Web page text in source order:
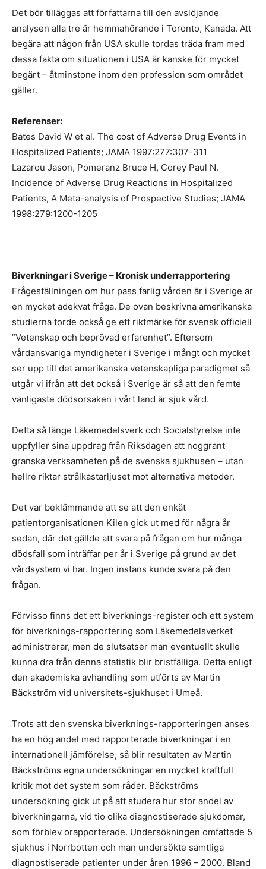
Det bör tilläggas att författarna till den avslöjande
analysen alla tre är hemmahörande i Toronto, Kanada. Att
begära att någon från USA skulle tordas träda fram med
dessa fakta om situationen i USA är kanske för mycket
begärt – åtminstone inom den profession som området
gäller.
Referenser:
Bates David W et al. The cost of Adverse Drug Events in
Hospitalized Patients; JAMA 1997:277:307-311
Lazarou Jason, Pomeranz Bruce H, Corey Paul N.
Incidence of Adverse Drug Reactions in Hospitalized
Patients, A Meta-analysis of Prospective Studies; JAMA
1998:279:1200-1205
Biverkningar i Sverige – Kronisk underrapportering
Frågeställningen om hur pass farlig vården är i Sverige är
en mycket adekvat fråga. De ovan beskrivna amerikanska
studierna torde också ge ett riktmärke för svensk officiell
”Vetenskap och beprövad erfarenhet”. Eftersom
vårdansvariga myndigheter i Sverige i mångt och mycket
ser upp till det amerikanska vetenskapliga paradigmet så
utgår vi ifrån att det också i Sverige är så att den femte
vanligaste dödsorsaken i vårt land är sjuk vård.
Detta så länge Läkemedelsverk och Socialstyrelse inte
uppfyller sina uppdrag från Riksdagen att noggrant
granska verksamheten på de svenska sjukhusen – utan
hellre riktar strålkastarljuset mot alternativa metoder.
Det var beklämmande att se att den enkät
patientorganisationen Kilen gick ut med för några år
sedan, där det gällde att svara på frågan om hur många
dödsfall som inträffar per år i Sverige på grund av det
vårdsystem vi har. Ingen instans kunde svara på den
frågan.
Förvisso finns det ett biverknings-register och ett system
för biverknings-rapportering som Läkemedelsverket
administrerar, men de slutsatser man eventuellt skulle
kunna dra från denna statistik blir bristfälliga. Detta enligt
den akademiska avhandling som utförts av Martin
Bäckström vid universitets-sjukhuset i Umeå.
Trots att den svenska biverknings-rapporteringen anses
ha en hög andel med rapporterade biverkningar i en
internationell jämförelse, så blir resultaten av Martin
Bäckströms egna undersökningar en mycket kraftfull
kritik mot det system som råder. Bäckströms
undersökning gick ut på att studera hur stor andel av
biverkningarna, vid tio olika diagnostiserade sjukdomar,
som förblev orapporterade. Undersökningen omfattade 5
sjukhus i Norrbotten och man undersökte samtliga
diagnostiserade patienter under åren 1996 – 2000. Bland